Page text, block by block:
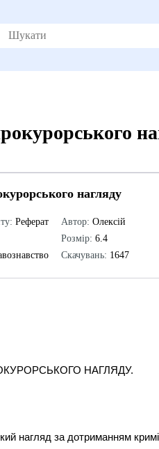
нагляду
Реферат
Автор: Олексій
Розмір: 6.4
Скачувань: 1647
НАГЛЯДУ.
нагляд за дотриманням